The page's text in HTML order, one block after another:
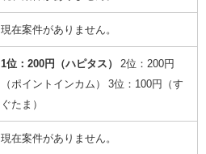
現在案件がありません。
1位：200円（ハピタス）
2位：200円
（ポイントインカム）
3位：100円（す
ぐたま）
現在案件がありません。